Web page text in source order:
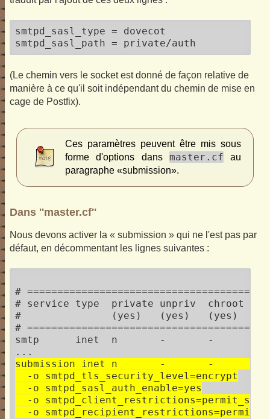
smtpd_sasl_type = dovecot
smtpd_sasl_path = private/auth
(Le chemin vers le socket est donné de façon relative de
manière à ce qu'il soit indépendant du chemin de mise en
cage de Postfix).
Ces paramètres peuvent être mis sous
forme d'options dans master.cf au
paragraphe «submission».
Dans ''master.cf''
Nous devons activer la « submission » qui ne l'est pas par
défaut, en décommentant les lignes suivantes :
#
# service type  private unpriv  chroot
#               (yes)   (yes)   (yes)
#
smtp      inet  n       -       -       -
submission inet n       -       -       -
  -o smtpd_tls_security_level=encrypt
  -o smtpd_sasl_auth_enable=yes
-o
-o